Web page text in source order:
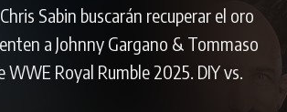
Sabin buscarán recuperar el oro
a Johnny Gargano & Tommaso
WWE Royal Rumble 2025. DIY vs.